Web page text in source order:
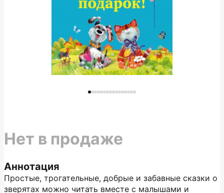
Аннотация
Простые, трогательные, добрые и забавные сказки о
зверятах можно читать вместе с малышами и
Нет в продаже